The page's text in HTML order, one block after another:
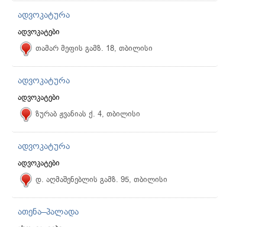
ადვოკატურა
ადვოკატები
თამარ მეფის გამზ. 18, თბილისი
ადვოკატურა
ადვოკატები
ზურაბ ჟვანიას ქ. 4, თბილისი
ადვოკატურა
ადვოკატები
დ. აღმაშენებლის გამზ. 95, თბილისი
ათენა–პალადა